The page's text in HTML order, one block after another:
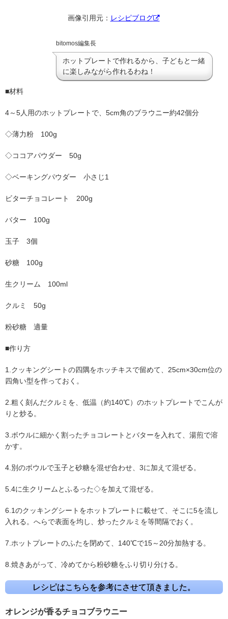
画像引用元： レシピブログ
bitomos編集長
ホットプレートで作れるから、子どもと一緒
に楽しみながら作れるわね！
■材料
4～5人用のホットプレートで、5cm角のブラウニー約42個分
◇薄力粉 100g
◇ココアパウダー 50g
◇ベーキングパウダー 小さじ1
ビターチョコレート 200g
バター 100g
玉子 3個
砂糖 100g
生クリーム 100ml
クルミ 50g
粉砂糖 適量
■作り方
1.クッキングシートの四隅をホッチキスで留めて、25cm×30cm位の
四角い型を作っておく。
2.粗く刻んだクルミを、低温（約140℃）のホットプレートでこんが
りと炒る。
3.ボウルに細かく割ったチョコレートとバターを入れて、湯煎で溶
かす。
4.別のボウルで玉子と砂糖を混ぜ合わせ、3に加えて混ぜる。
5.4に生クリームとふるった◇を加えて混ぜる。
6.1のクッキングシートをホットプレートに載せて、そこに5を流し
入れる。へらで表面を均し、炒ったクルミを等間隔でおく。
7.ホットプレートのふたを閉めて、140℃で15～20分加熱する。
8.焼きあがって、冷めてから粉砂糖をふり切り分ける。
レシピはこちらを参考にさせて頂きました。
オレンジが香るチョコブラウニー